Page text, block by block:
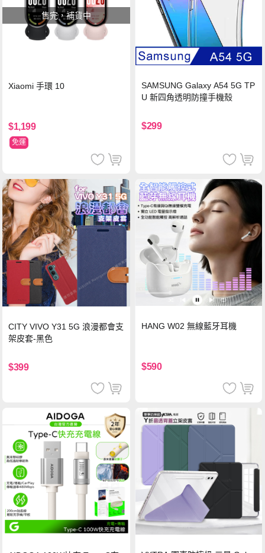
售完，補貨中
Xiaomi 手環 10
$1,199
免運
SAMSUNG Galaxy A54 5G TP
U 新四角透明防撞手機殼
$299
CITY VIVO Y31 5G 浪漫都會支
架皮套-黑色
$399
HANG W02 無線藍牙耳機
$590